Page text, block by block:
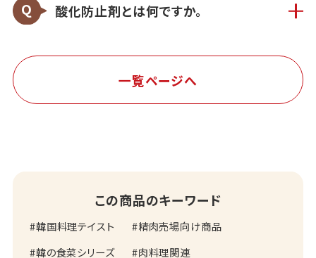
酸化防止剤とは何ですか。
一覧ページへ
この商品のキーワード
韓国料理テイスト
精肉売場向け商品
韓の食菜シリーズ
肉料理関連